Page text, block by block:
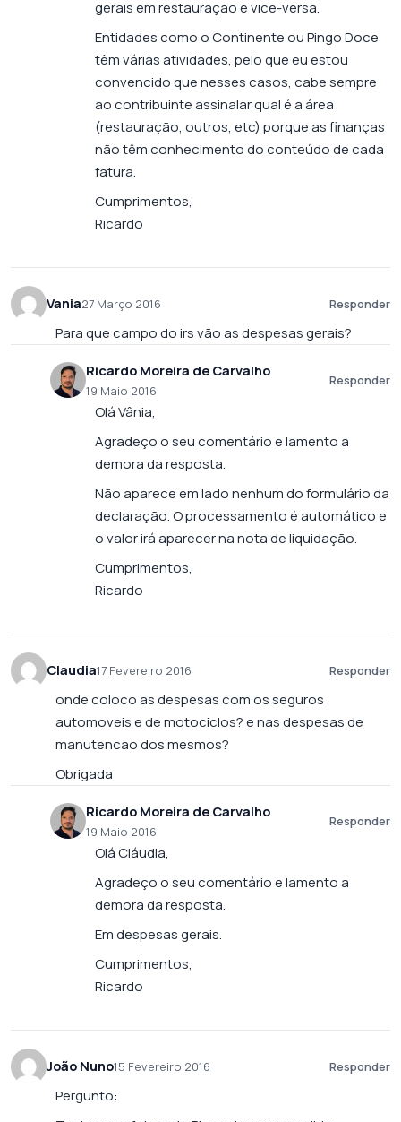
gerais em restauração e vice-versa.
Entidades como o Continente ou Pingo Doce
têm várias atividades, pelo que eu estou
convencido que nesses casos, cabe sempre
ao contribuinte assinalar qual é a área
(restauração, outros, etc) porque as finanças
não têm conhecimento do conteúdo de cada
fatura.
Cumprimentos,
Ricardo
Vania27 Março 2016 Responder
Para que campo do irs vão as despesas gerais?
Ricardo Moreira de Carvalho
19 Maio 2016
Responder
Olá Vânia,
Agradeço o seu comentário e lamento a
demora da resposta.
Não aparece em lado nenhum do formulário da
declaração. O processamento é automático e
o valor irá aparecer na nota de liquidação.
Cumprimentos,
Ricardo
Claudia17 Fevereiro 2016 Responder
onde coloco as despesas com os seguros
automoveis e de motociclos? e nas despesas de
manutencao dos mesmos?
Obrigada
Ricardo Moreira de Carvalho
19 Maio 2016
Responder
Olá Cláudia,
Agradeço o seu comentário e lamento a
demora da resposta.
Em despesas gerais.
Cumprimentos,
Ricardo
João Nuno15 Fevereiro 2016 Responder
Pergunto: